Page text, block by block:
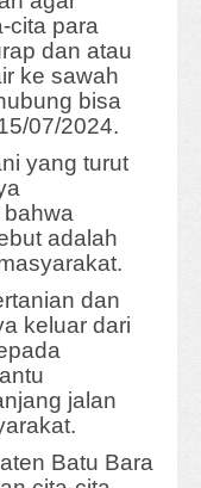
cita para
dan atau
ke sawah
bisa
07/2024.
yang turut
bahwa
adalah
dan
keluar dari
jalan
Batu Bara